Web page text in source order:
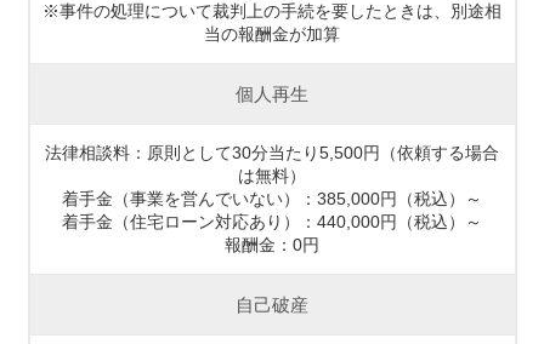
※事件の処理について裁判上の手続を要したときは、別途相
当の報酬金が加算
個人再生
法律相談料：原則として30分当たり5,500円（依頼する場合
は無料）
着手金（事業を営んでいない）：385,000円（税込）～
着手金（住宅ローン対応あり）：440,000円（税込）～
報酬金：0円
自己破産